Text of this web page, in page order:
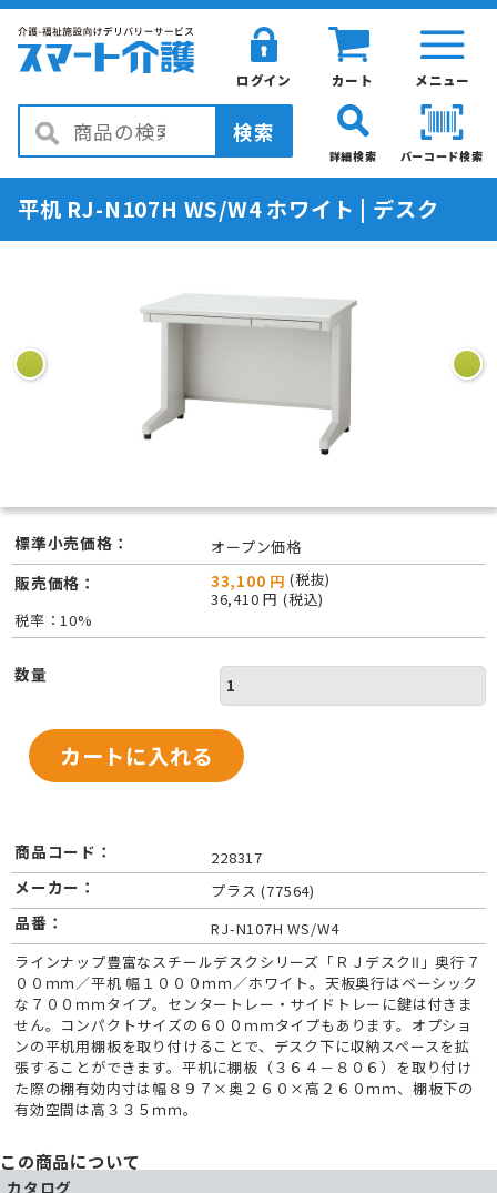
メニュー
カート
ログイン
検索
バーコード検索
詳細検索
平机 RJ-N107H WS/W4 ホワイト | デスク
標準小売価格： オープン価格
販売価格： 33,100 円 (税抜)
36,410 円 (税込)
税率：10%
数量
商品コード： 228317
メーカー： プラス (77564)
品番：
RJ-N107H WS/W4
ラインナップ豊富なスチールデスクシリーズ「ＲＪデスクⅡ」奥行７
００ｍｍ／平机 幅１０００ｍｍ／ホワイト。天板奥行はベーシック
な７００ｍｍタイプ。センタートレー・サイドトレーに鍵は付きま
せん。コンパクトサイズの６００ｍｍタイプもあります。オプショ
ンの平机用棚板を取り付けることで、デスク下に収納スペースを拡
張することができます。平机に棚板（３６４－８０６）を取り付け
た際の棚有効内寸は幅８９７×奥２６０×高２６０ｍｍ、棚板下の
有効空間は高３３５ｍｍ。
この商品について
カタログ